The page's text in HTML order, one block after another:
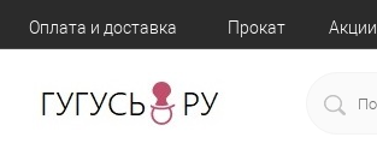
Оплата и доставка Прокат Акции